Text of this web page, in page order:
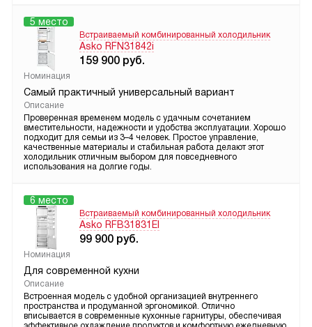
5 место
Встраиваемый комбинированный холодильник
Asko RFN31842i
159 900 руб.
Номинация
Самый практичный универсальный вариант
Описание
Проверенная временем модель с удачным сочетанием
вместительности, надежности и удобства эксплуатации. Хорошо
подходит для семьи из 3–4 человек. Простое управление,
качественные материалы и стабильная работа делают этот
холодильник отличным выбором для повседневного
использования на долгие годы.
6 место
Встраиваемый комбинированный холодильник
Asko RFB31831EI
99 900 руб.
Номинация
Для современной кухни
Описание
Встроенная модель с удобной организацией внутреннего
пространства и продуманной эргономикой. Отлично
вписывается в современные кухонные гарнитуры, обеспечивая